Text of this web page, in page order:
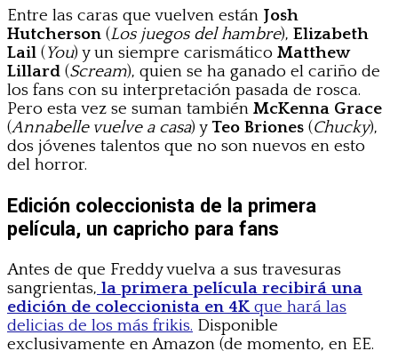
Entre las caras que vuelven están Josh
Hutcherson (Los juegos del hambre), Elizabeth
Lail (You) y un siempre carismático Matthew
Lillard (Scream), quien se ha ganado el cariño de
los fans con su interpretación pasada de rosca.
Pero esta vez se suman también McKenna Grace
(Annabelle vuelve a casa) y Teo Briones (Chucky),
dos jóvenes talentos que no son nuevos en esto
del horror.
Edición coleccionista de la primera
película, un capricho para fans
Antes de que Freddy vuelva a sus travesuras
sangrientas, la primera película recibirá una
edición de coleccionista en 4Kque hará las
delicias de los más frikis. Disponible
exclusivamente en Amazon (de momento, en EE.